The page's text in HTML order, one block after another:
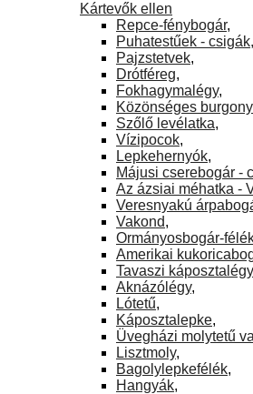
Kártevők ellen
Repce-fénybogár,
Puhatestűek -
Pajzstetvek,
Drótféreg,
Fokhagymalégy,
Közönséges
Szőlő levélatka,
Vízipocok,
Lepkehernyók,
Májusi cserebogár -
Az ázsiai méhatka -
Veresnyakú
Vakond,
Ormányosbogár-
Amerikai
Tavaszi káposztalégy
Aknázólégy,
Lótetű,
Káposztalepke,
Üvegházi molytetű
Lisztmoly,
Bagolylepkefélék,
Hangyák,